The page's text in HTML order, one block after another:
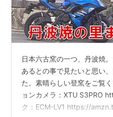
日本六古窯の一つ、丹波焼
あるとの事で見たいと思い
た。素晴らしい登窯をご覧
ョンカメラ：XTU S3PRO
ク：ECM-LV1 https://